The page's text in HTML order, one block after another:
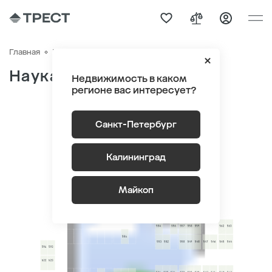
Недвижимость в каком
регионе вас интересует?
Санкт-Петербург
Калининград
Майкоп
Главная Паркинг
Наука
0 -1